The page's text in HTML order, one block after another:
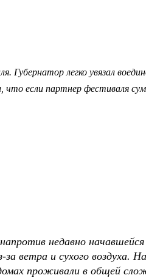
Губернатор легко увязал
что если партнер фестиваля
недавно
ветра и сухого воздуха.
проживали в общей